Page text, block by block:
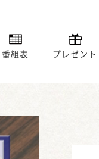
番組表 プレゼント